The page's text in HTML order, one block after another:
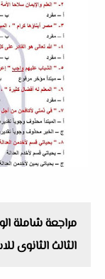
مراجعة شاملة
الثالث الثانوى